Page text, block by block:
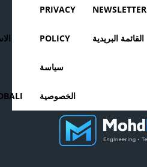
NEWSLETTER
القائمة البريدية
PRIVACY
POLICY
سياسة
الخصوصية